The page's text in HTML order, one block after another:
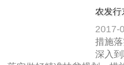
农发行
2017-
措施
深入